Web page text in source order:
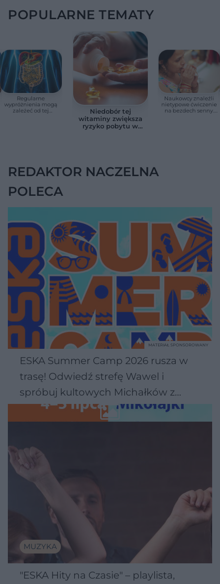
POPULARNE TEMATY
Regularne
wypróżnienia mogą
zależeć od tej
Niedobór tej
witaminy zwiększa
ryzyko pobytu w
Naukowcy znaleźli
nietypowe ćwiczenie
na bezdech senny.
REDAKTOR NACZELNA
POLECA
ESKA Summer Camp 2026 rusza w
trasę! Odwiedź strefę Wawel i
spróbuj kultowych Michałków z
Wawelu
MATERIAŁ SPONSOROWANY
MUZYKA
"ESKA Hity na Czasie" – playlista,